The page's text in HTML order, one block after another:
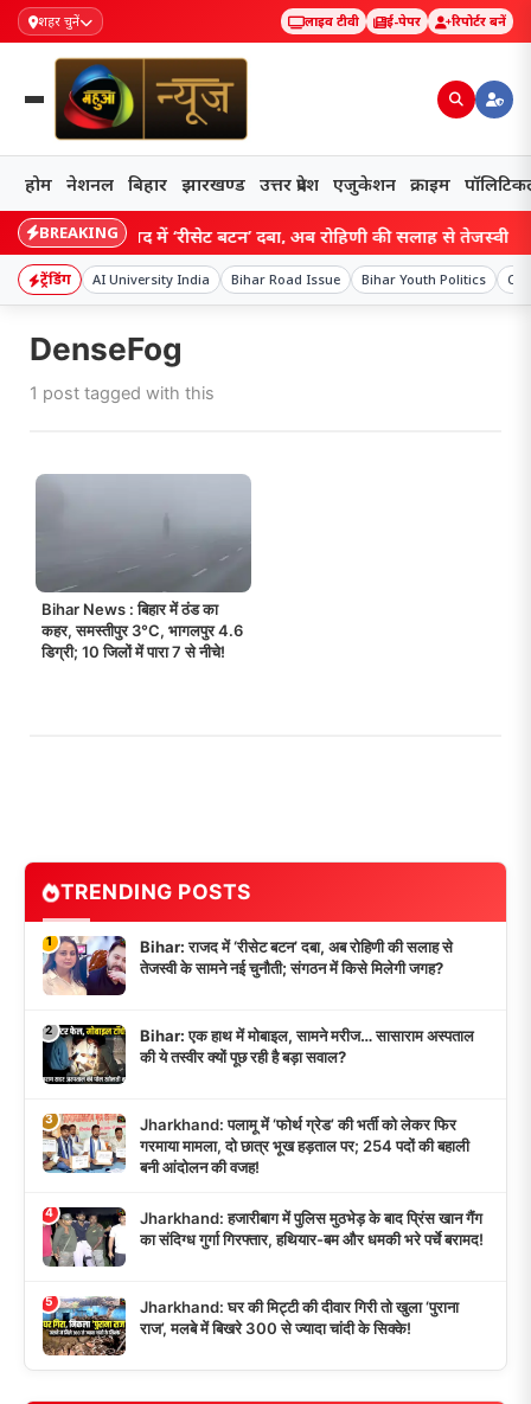
शहर चुनें लाइव टीवी ई-पेपर रिपोर्टर बनें
होम नेशनल बिहार झारखण्ड उत्तर प्रदेश एजुकेशन क्राइम
BREAKING
Bihar: राजद में ‘रीसेट बटन’ दबा, अब रोहिणी की सलाह से तेजस्वी के
ट्रेंडिंग AI University India Bihar Road Issue Bihar Youth Politics
DenseFog
1 post tagged with this
Bihar News : बिहार में ठंड का
कहर, समस्तीपुर 3°C, भागलपुर 4.6
डिग्री; 10 जिलों में पारा 7 से नीचे!
TRENDING POSTS
1
Bihar: राजद में ‘रीसेट बटन’ दबा, अब रोहिणी की सलाह से
तेजस्वी के सामने नई चुनौती; संगठन में किसे मिलेगी जगह?
2
Bihar: एक हाथ में मोबाइल, सामने मरीज… सासाराम अस्पताल
की ये तस्वीर क्यों पूछ रही है बड़ा सवाल?
3
Jharkhand: पलामू में ‘फोर्थ ग्रेड’ की भर्ती को लेकर फिर
गरमाया मामला, दो छात्र भूख हड़ताल पर; 254 पदों की बहाली
बनी आंदोलन की वजह!
4
Jharkhand: हजारीबाग में पुलिस मुठभेड़ के बाद प्रिंस खान गैंग
का संदिग्ध गुर्गा गिरफ्तार, हथियार-बम और धमकी भरे पर्चे बरामद!
5
Jharkhand: घर की मिट्टी की दीवार गिरी तो खुला ‘पुराना
राज’, मलबे में बिखरे 300 से ज्यादा चांदी के सिक्के!